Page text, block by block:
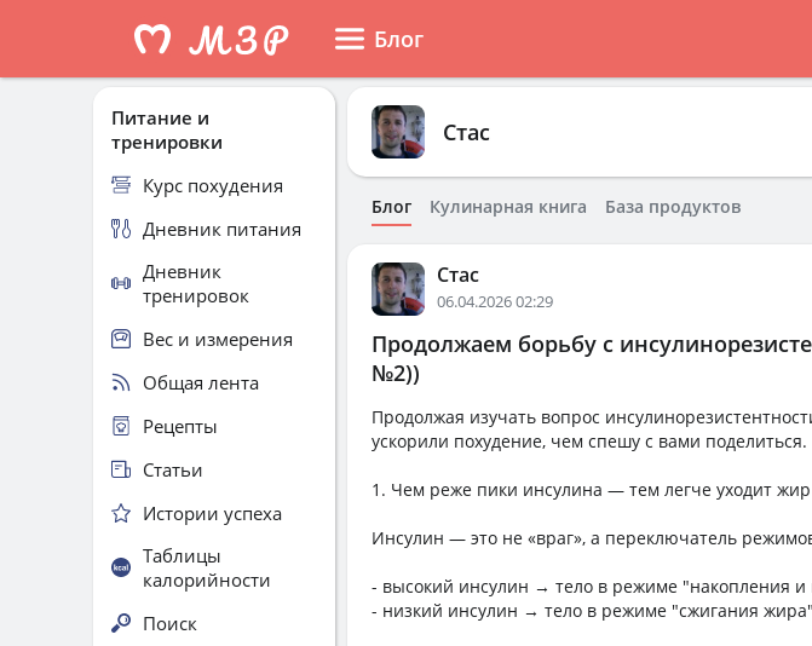
Блог
Стас
Блог Кулинарная книга База продуктов
Стас
06.04.2026 02:29
Продолжаем борьбу с
№2))
Продолжая изучать вопрос
ускорили похудение, чем спешу с вами поделиться.
1. Чем реже пики инсулина — тем легче уходит жир
Инсулин — это не «враг», а переключатель
- высокий инсулин → тело в режиме "накопления и
- низкий инсулин → тело в режиме "сжигания жира"
Питание и
тренировки
Курс похудения
Дневник питания
Дневник
тренировок
Вес и измерения
Общая лента
Рецепты
Статьи
Истории успеха
Таблицы
калорийности
Поиск